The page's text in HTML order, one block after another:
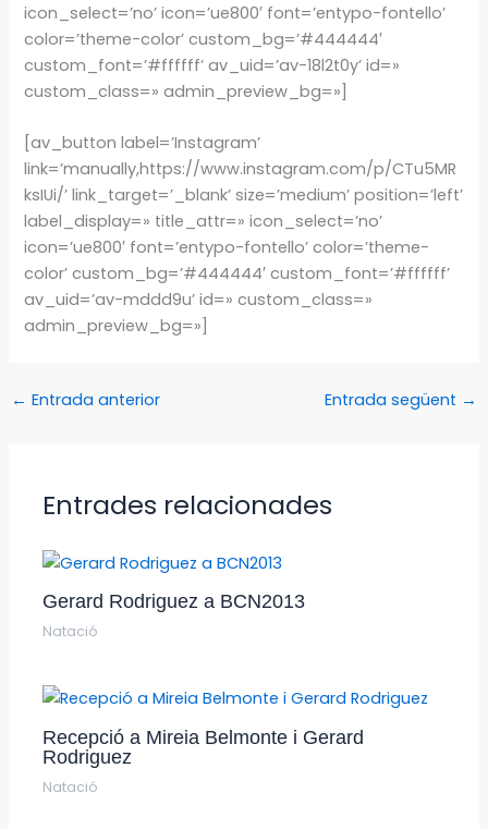
icon_select=’no’ icon=’ue800′ font=’entypo-fontello’
color=’theme-color’ custom_bg=’#444444′
custom_font=’#ffffff’ av_uid=’av-18l2t0y’ id=»
custom_class=» admin_preview_bg=»]
[av_button label=’Instagram’
link=’manually,https://www.instagram.com/p/CTu5MR
ksIUi/’ link_target=’_blank’ size=’medium’ position=’left’
label_display=» title_attr=» icon_select=’no’
icon=’ue800′ font=’entypo-fontello’ color=’theme-
color’ custom_bg=’#444444′ custom_font=’#ffffff’
av_uid=’av-mddd9u’ id=» custom_class=»
admin_preview_bg=»]
← Entrada anterior Entrada següent →
Entrades relacionades
Gerard Rodriguez a BCN2013
Natació
Recepció a Mireia Belmonte i Gerard
Rodriguez
Natació